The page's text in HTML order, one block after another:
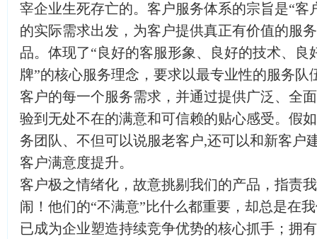
宰企业生死存亡的。客户服务体系的宗旨是“客
的实际需求出发，为客户提供真正有价值的服
品。体现了“良好的客服形象、良好的技术、良
牌”的核心服务理念，要求以最专业性的服务队
客户的每一个服务需求，并通过提供广泛、全
验到无处不在的满意和可信赖的贴心感受。假
务团队、不但可以说服老客户,还可以和新客户
客户满意度提升。
客户极之情绪化，故意挑剔我们的产品，指责
闹！他们的“不满意”比什么都重要，却总是在
已成为企业塑造持续竞争优势的核心抓手；拥